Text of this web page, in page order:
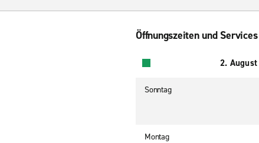
Öffnungszeiten und Services
2.
Sonntag
Montag